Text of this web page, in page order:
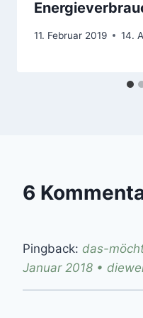
11. Februar 2019 14.
6
Pingback: das-
Januar 2018 •